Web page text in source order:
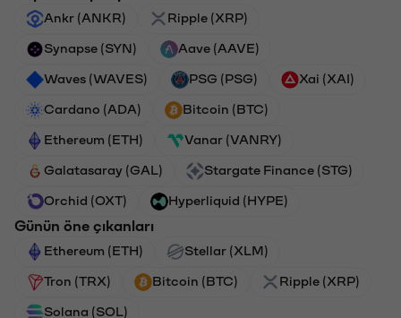
Ankr (ANKR) Ripple (XRP)
Synapse (SYN) Aave (AAVE)
Waves (WAVES) PSG (PSG) Xai (XAI)
Cardano (ADA) Bitcoin (BTC)
Ethereum (ETH) Vanar (VANRY)
Galatasaray (GAL) Stargate Finance (STG)
Orchid (OXT) Hyperliquid (HYPE)
Günün öne çıkanları
Ethereum (ETH) Stellar (XLM)
Tron (TRX) Bitcoin (BTC) Ripple (XRP)
Solana (SOL)